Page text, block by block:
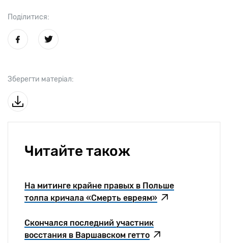
Поділитися:
Зберегти матеріал:
Читайте також
На митинге крайне правых в Польше
толпа кричала «Смерть евреям»
Скончался последний участник
восстания в Варшавском гетто